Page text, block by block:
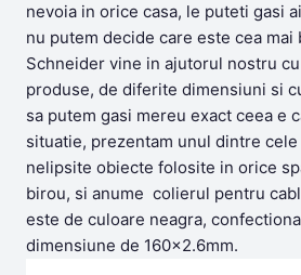
nevoia in orice casa, le puteti gasi
nu putem decide care este cea mai
Schneider vine in ajutorul nostru
produse, de diferite dimensiuni si
sa putem gasi mereu exact ceea e
situatie, prezentam unul dintre
nelipsite obiecte folosite in orice
birou, si anume colierul pentru
este de culoare neagra,
dimensiune de 160×2.6mm.